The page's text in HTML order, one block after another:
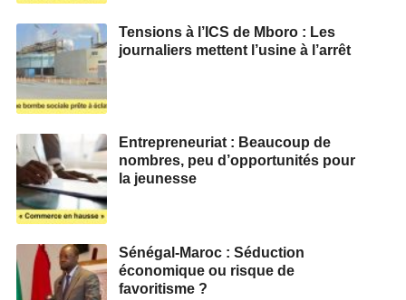
Tensions à l’ICS de Mboro : Les
journaliers mettent l’usine à l’arrêt
Entrepreneuriat : Beaucoup de
nombres, peu d’opportunités pour
la jeunesse
Sénégal-Maroc : Séduction
économique ou risque de
favoritisme ?